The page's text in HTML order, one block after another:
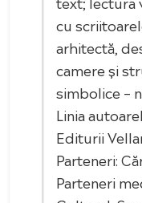
cu
arhitectă,
camere și
simbolice –
Linia
Editurii
Parteneri:
Parteneri